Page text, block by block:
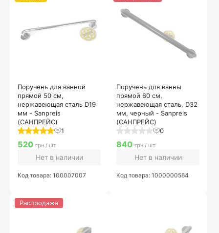
Поручень для ванной
прямой 50 см,
нержавеющая сталь D19
мм - Sanpreis
(САНПРЕЙС)
1
520 грн / шт
Нет в наличии
Код товара: 100007007
Поручень для ванны
прямой 60 см,
нержавеющая сталь, D32
мм, черный - Sanpreis
(САНПРЕЙС)
0
840 грн / шт
Нет в наличии
Код товара: 1000000564
Распродажа